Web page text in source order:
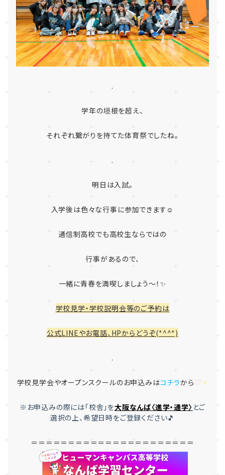
.
学年の垣根を超え、
それぞれ繋がりを持てた体育祭でしたね。
.
明日は入試。
入学後は色々な行事に参加できます☺
通信制高校でも高校生ならではの
行事があるので、
一緒に青春を満喫しましょう～！✨
学校見学・学校説明会等のご予約は
公式LINEやお電話、HPからどうぞ(*^^*)
.
学校見学会やオープンスクールのお申込みはコチラから♡ ✦
※お申込みの際には「校舎」を大阪なんば〈進学・通学〉 とご
選択の上、希望日時をご登録ください🎵
＝＝＝＝＝＝＝＝＝＝＝＝＝＝＝＝＝＝＝＝＝＝